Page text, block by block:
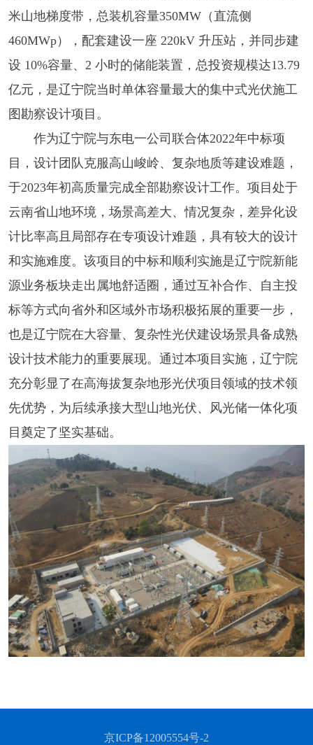
米山地梯度带，总装机容量350MW（直流侧
460MWp），配套建设一座 220kV 升压站，并同步建
设 10%容量、2 小时的储能装置，总投资规模达13.79
亿元，是辽宁院当时单体容量最大的集中式光伏施工
图勘察设计项目。
作为辽宁院与东电一公司联合体2022年中标项
目，设计团队克服高山峻岭、复杂地质等建设难题，
于2023年初高质量完成全部勘察设计工作。项目处于
云南省山地环境，场景高差大、情况复杂，差异化设
计比率高且局部存在专项设计难题，具有较大的设计
和实施难度。该项目的中标和顺利实施是辽宁院新能
源业务板块走出属地舒适圈，通过互补合作、自主投
标等方式向省外和区域外市场积极拓展的重要一步，
也是辽宁院在大容量、复杂性光伏建设场景具备成熟
设计技术能力的重要展现。通过本项目实施，辽宁院
充分彰显了在高海拔复杂地形光伏项目领域的技术领
先优势，为后续承接大型山地光伏、风光储一体化项
目奠定了坚实基础。
京ICP备12005554号-2